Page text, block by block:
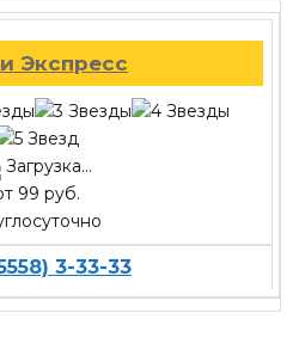
Экспресс
Загрузка...
99 руб.
3-33-33